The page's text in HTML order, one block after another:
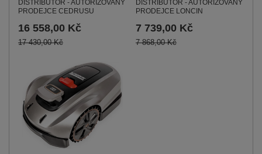
DISTRIBUTOR - AUTORIZOVANÝ
PRODEJCE CEDRUSU
16 558,00 Kč
17 430,00 Kč
DISTRIBUTOR - AUTORIZOVANÝ
PRODEJCE LONCIN
7 739,00 Kč
7 868,00 Kč